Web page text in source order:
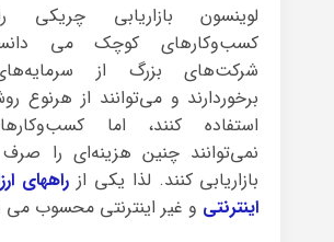
لوینسون بازاریابی
کسب‌وکارهای کوچک می
شرکت‌های بزرگ از
برخوردارند و می‌توانند از هرنوع
استفاده کنند، اما
نمی‌توانند چنین هزینه‌ای را
بازاریابی کنند. لذا یکی از راههای
اینترنتی و غیر اینترنتی محسوب